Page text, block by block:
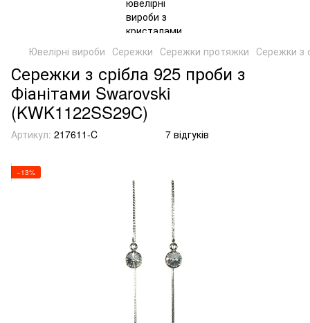
Ювелірні вироби Сережки Сережки протяжки Сережки з
Сережки з срібла 925 проби з
Фіанітами Swarovski
(KWK1122SS29C)
Артикул: 217611-C 7 відгуків
−13%